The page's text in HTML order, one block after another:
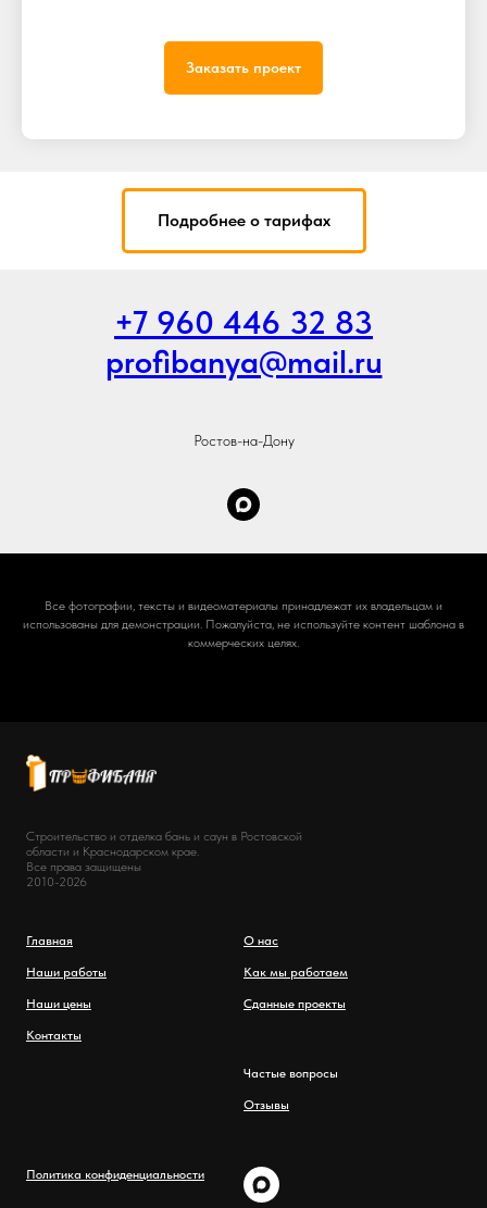
Заказать проект
Подробнее о тарифах
+7 960 446 32 83
profibanya@mail.ru
Ростов-на-Дону
Все фотографии, тексты и видеоматериалы принадлежат их владельцам и
использованы для демонстрации. Пожалуйста, не используйте контент шаблона в
коммерческих целях.
Строительство и отделка бань и саун в Ростовской
области и Краснодарском крае.
Все права защищены
2010-2026
Главная
Наши работы
Наши цены
Контакты
О нас
Как мы работаем
Сданные проекты
Частые вопросы
Отзывы
Политика конфиденциальности